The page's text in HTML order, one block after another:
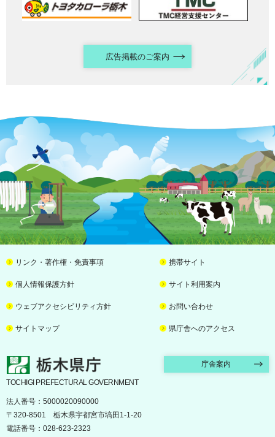
広告掲載のご案内
リンク・著作権・免責事項 携帯サイト
個人情報保護方針 サイト利用案内
ウェブアクセシビリティ方針 お問い合わせ
サイトマップ 県庁舎へのアクセス
栃木県庁 庁舎案内
TOCHIGI PREFECTURAL GOVERNMENT
法人番号：5000020090000
〒320-8501 栃木県宇都宮市塙田1-1-20
電話番号：028-623-2323